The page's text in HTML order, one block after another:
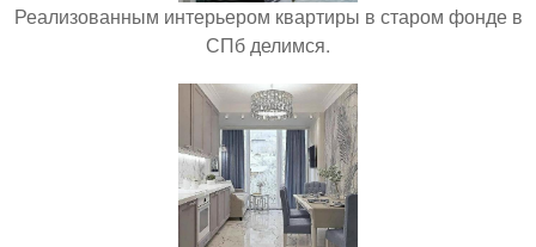
Реализованным интерьером квартиры в старом фонде в
СПб делимся.